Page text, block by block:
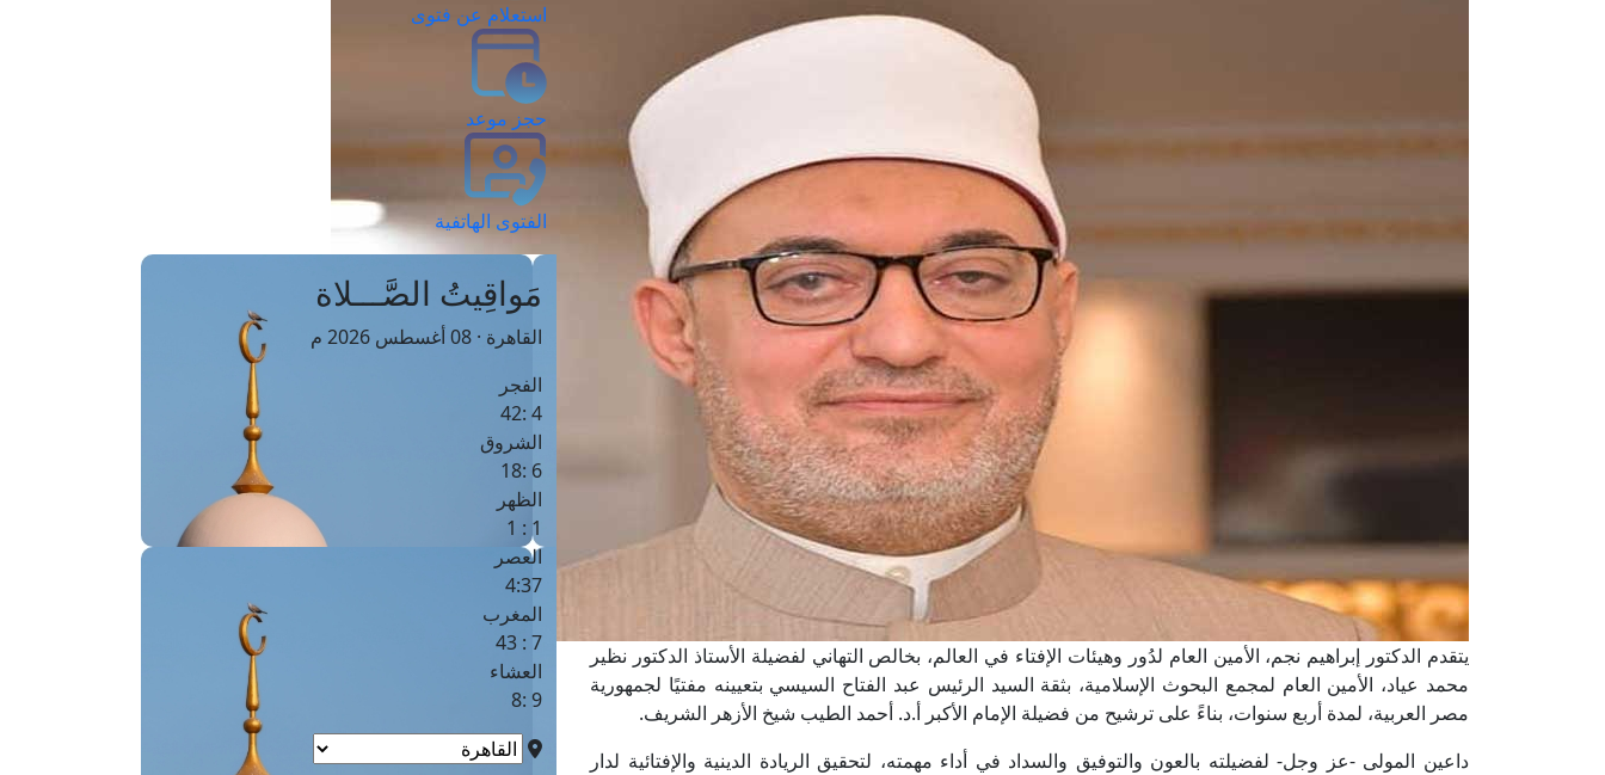
يتقدم الدكتور إبراهيم نجم، الأمين العام لدُور وهيئات الإفتاء في العالم، بخالص التهاني لفضيلة الأستاذ الدكتور نظير
محمد عياد، الأمين العام لمجمع البحوث الإسلامية، بثقة السيد الرئيس عبد الفتاح السيسي بتعيينه مفتيًا لجمهورية
مصر العربية، لمدة أربع سنوات، بناءً على ترشيح من فضيلة الإمام الأكبر أ.د. أحمد الطيب شيخ الأزهر الشريف.
داعين المولى -عز وجل- لفضيلته بالعون والتوفيق والسداد في أداء مهمته، لتحقيق الريادة الدينية والإفتائية لدار
استعلام عن فتوى
حجز موعد
الفتوى الهاتفية
مَواقِيتُ الصَّـــلاة
القاهرة · 08 أغسطس 2026 م
الفجر
4 :42
الشروق
6 :18
الظهر
1 : 1
العصر
4:37
المغرب
7 : 43
العشاء
9 :8